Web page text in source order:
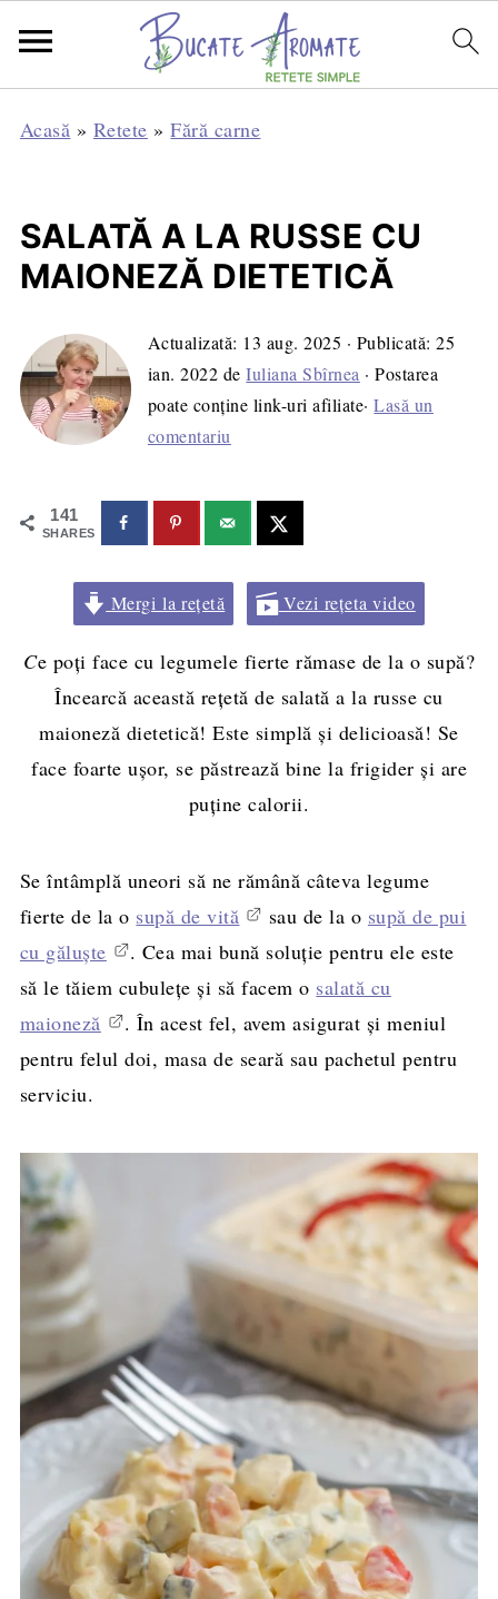
Acasă » Retete »Fără carne
SALATĂ A LA RUSSE CU
MAIONEZĂ DIETETICĂ
Actualizată: 13 aug. 2025 · Publicată:25
ian. 2022 deIuliana Sbîrnea · Postarea
poate conține link-uri afiliate·Lasă un
comentariu
141
SHARES
Mergi la rețetă Vezi rețeta video
Ce poți face cu legumele fierte rămase de la o supă?
Încearcă această rețetă de salată a la russe cu
maioneză dietetică! Este simplă și delicioasă! Se
face foarte ușor, se păstrează bine la frigider și are
puține calorii.
Se întâmplă uneori să ne rămână câteva legume
fierte de la o supă de vită sau de la o supă de pui
cu găluște
. Cea mai bună soluție pentru ele este
să le tăiem cubulețe și să facem o salată cu
maioneză
. În acest fel, avem asigurat și meniul
pentru felul doi, masa de seară sau pachetul pentru
serviciu.